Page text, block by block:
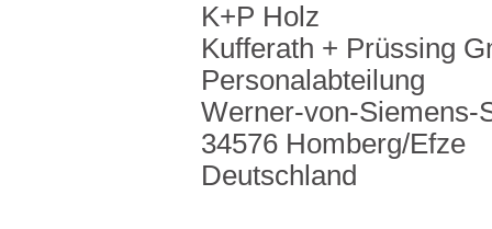
K+P Holz
Kufferath + Prüssing
Personalabteilung
Werner-von-Siemens-
34576 Homberg/Efze
Deutschland